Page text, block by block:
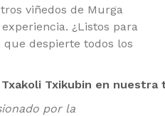
viñedos de Murga
¿Listos para
despierte todos los
Txikubin en
por la